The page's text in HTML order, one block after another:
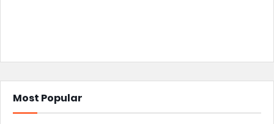
Most Popular